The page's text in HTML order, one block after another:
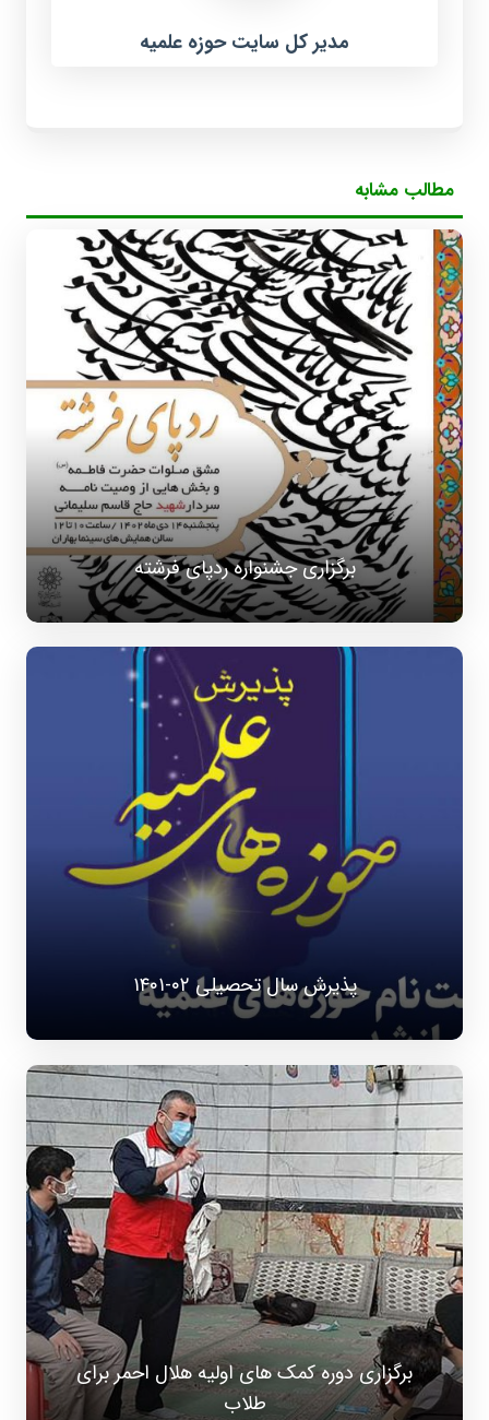
مدیر کل سایت حوزه علمیه
مطالب مشابه
برگزاری جشنواره ردپای فرشته
پذیرش سال تحصیلی ۰۲-۱۴۰۱
برگزاری دوره کمک های اولیه هلال احمر برای
طلاب